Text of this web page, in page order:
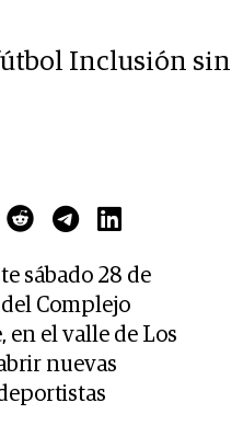
Inclusión sin
sábado 28 de
Complejo
el valle de Los
nuevas